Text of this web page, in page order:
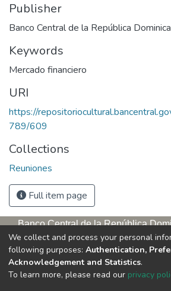
Publisher
Banco Central de la República
Keywords
Mercado financiero
URI
https://
789/609
Collections
Reuniones
Full item page
Banco Central de la República
Henríquez Ureña, esq. Av. Leopoldo
tercer piso
Apartado postal, 1347 | Santo
República Dominicana | Teléfono: 809-
We collect and process your personal
following purposes: Authentication,
Acknowledgement and Statistics.
To learn more, please read our privacy